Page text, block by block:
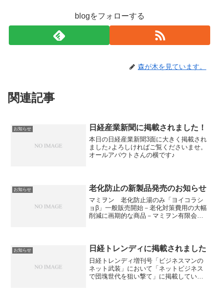
blogをフォローする
森が木を見ています。
関連記事
お知らせ 日経産業新聞に掲載されました！
本日の日経産業新聞3面に大きく掲載され
ました♪よろしければご覧くださいませ。
オールアバウトさんの横です♪
お知らせ 老化防止の新製品発売のお知らせ
マミヲン 老化防止湯のみ「ヨイコラシ
ョβ」一般販売開始－老化対策費用の大幅
削減に画期的な商品－マミヲン有限会社
ーを盛り込んだ30歳か...
お知らせ 日経トレンディに掲載されました
日経トレンディ増刊号「ビジネスマンの
ネット武装」において「ネットビジネス
で団塊世代を狙い撃て」に掲載していた